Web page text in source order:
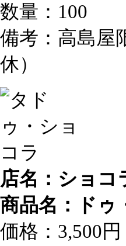
数量：100
備考：高島屋
休）
店名：ショコ
商品名：ドゥ
価格：3,500円